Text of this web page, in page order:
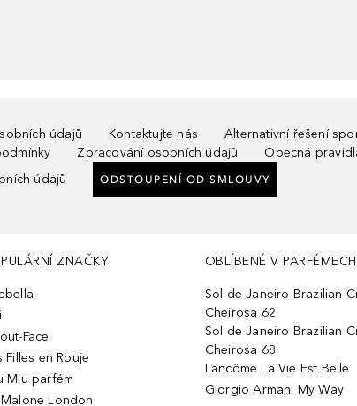
údajů Kontaktujte nás
Alternativní řešení
Zpracování osobních údajů
Obecná
údajů
ODSTOUPENÍ OD SMLOUVY
ZNAČKY
Face
Filles en Rouje
Miu parfém
London
OBLÍBENÉ V PARFÉMECH
Sol de Janeiro Brazilian
Cheirosa 62
Sol de Janeiro Brazilian
Cheirosa 68
Lancôme La Vie Est Belle
Giorgio Armani My Way